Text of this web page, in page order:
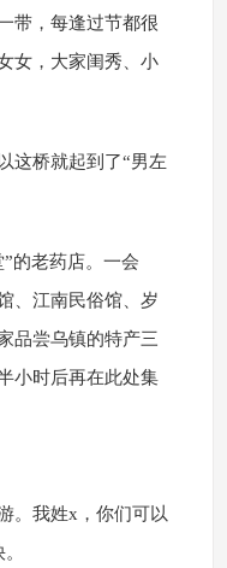
带，每逢过节都很
女，大家闺秀、小
这桥就起到了“男左
的老药店。一会
、江南民俗馆、岁
品尝乌镇的特产三
小时后再在此处集
。我姓x，你们可以